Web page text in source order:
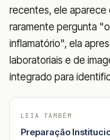
recentes, ele aparece
raramente pergunta
inflamatório", ela
laboratoriais e de
integrado para
LEIA TAMBÉM
Preparação